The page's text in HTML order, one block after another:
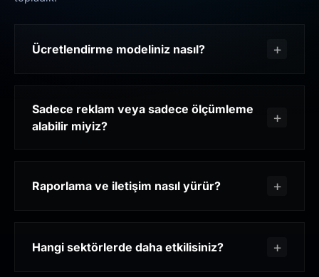
Ücretlendirme modeliniz nasıl?
Sadece reklam veya sadece ölçümleme
alabilir miyiz?
Raporlama ve iletişim nasıl yürür?
Hangi sektörlerde daha etkilisiniz?